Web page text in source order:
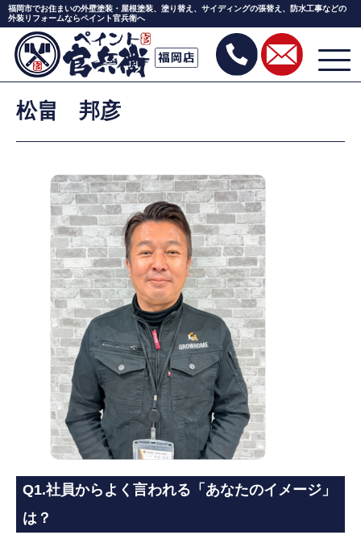
Skip
to
content
福岡市でお住まいの外壁塗装・屋根塗装、塗り替え、サイディングの張替え、防水工事などの
外装リフォームならペイント官兵衛へ
松畠 邦彦
Q1.社員からよく言われる「あなたのイメージ」
は？